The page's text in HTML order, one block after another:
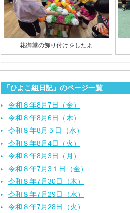
花御堂の飾り付けをしたよ
「ひよこ組日記」のページ一覧
令和８年8月7日（金）
令和８年8月6日（木）
令和８年8月５日（水）
令和８年8月4日（火）
令和８年8月3日（月）
令和８年7月3１日（金）
令和８年7月30日（木）
令和８年7月29日（水）
令和８年7月28日（火）